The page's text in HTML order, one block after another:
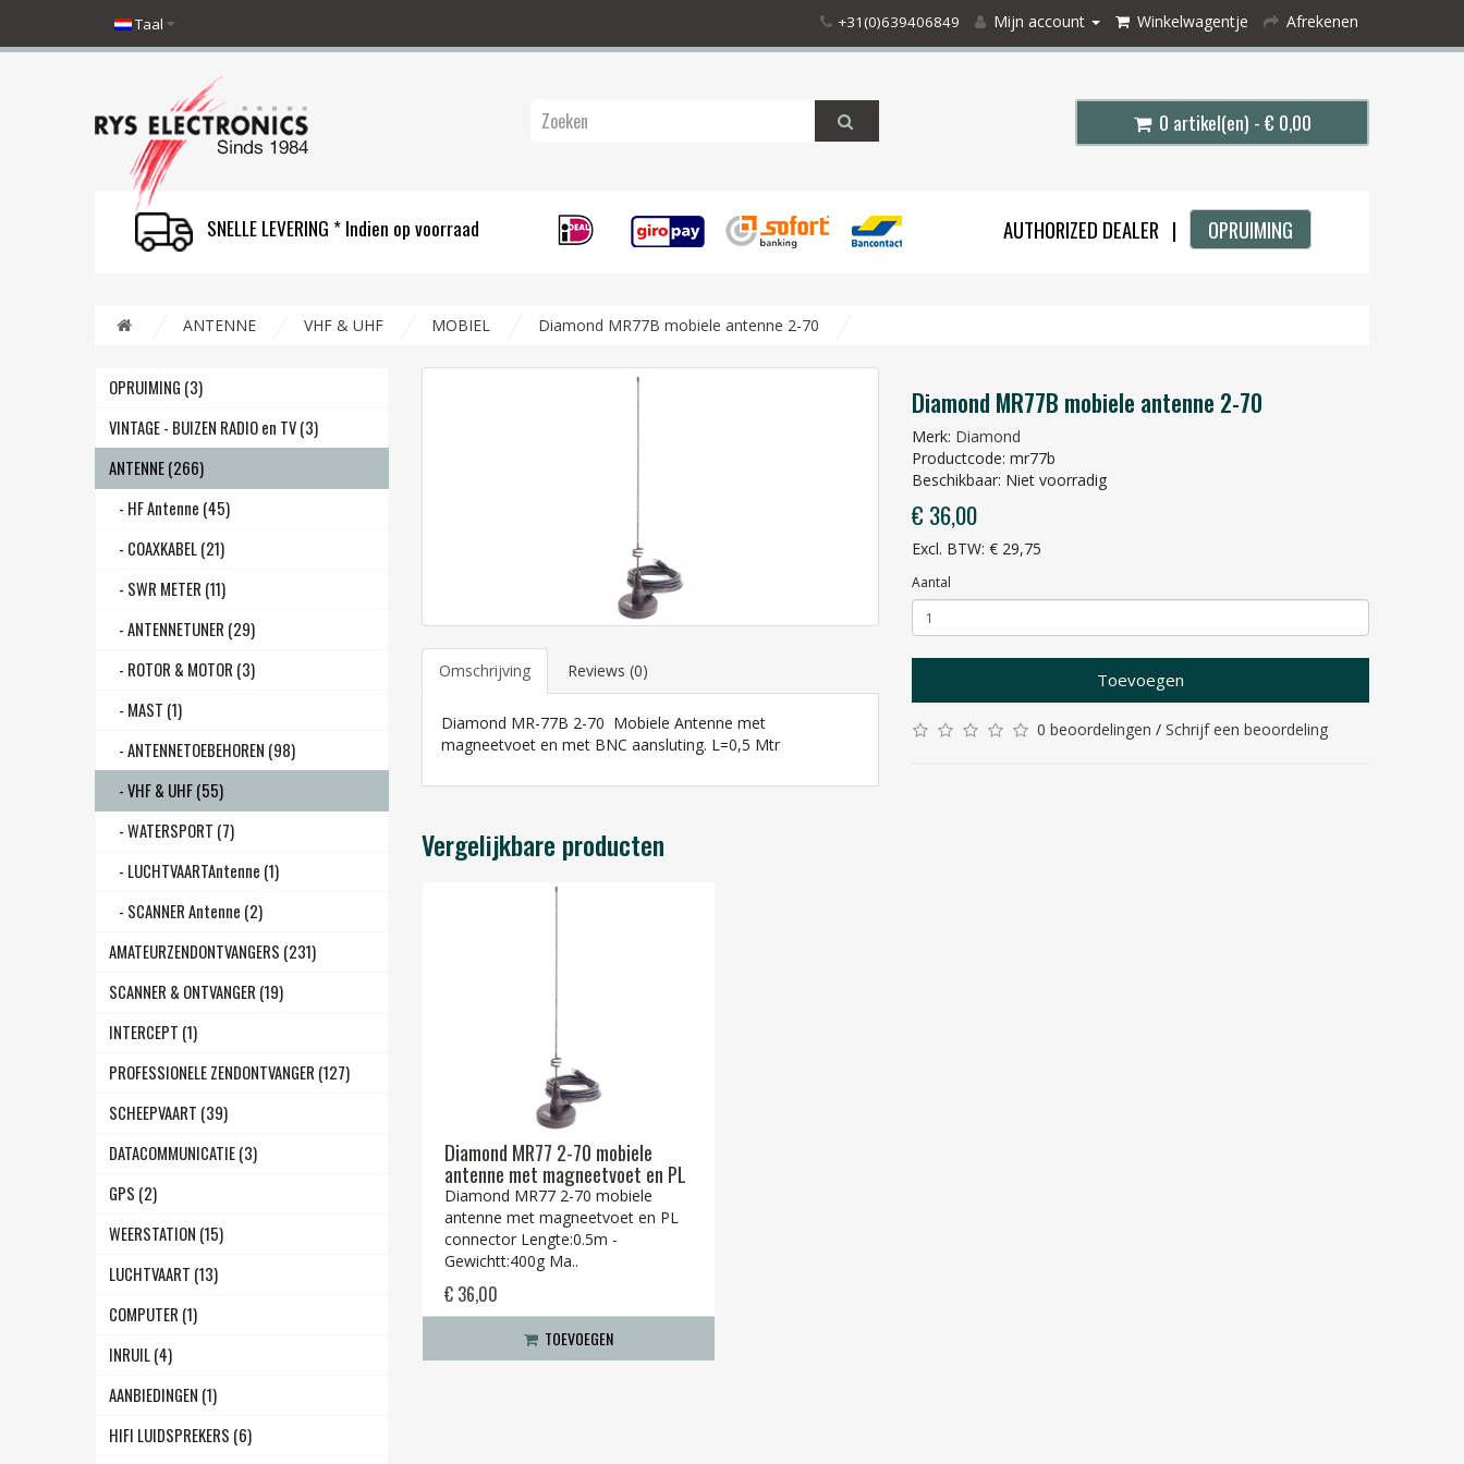
Taal +31(0)639406849 Mijn account Winkelwagentje Afrekenen
0 artikel(en) - € 0,00
SNELLE LEVERING * Indien op voorraad AUTHORIZED DEALER | OPRUIMING
ANTENNE VHF & UHF MOBIEL Diamond MR77B mobiele antenne 2-70
OPRUIMING (3)
VINTAGE - BUIZEN RADIO en TV (3)
ANTENNE (266)
- HF Antenne (45)
- COAXKABEL (21)
- SWR METER (11)
- ANTENNETUNER (29)
- ROTOR & MOTOR (3)
- MAST (1)
- ANTENNETOEBEHOREN (98)
- VHF & UHF (55)
- WATERSPORT (7)
- LUCHTVAARTAntenne (1)
- SCANNER Antenne (2)
AMATEURZENDONTVANGERS (231)
SCANNER & ONTVANGER (19)
INTERCEPT (1)
PROFESSIONELE ZENDONTVANGER (127)
SCHEEPVAART (39)
DATACOMMUNICATIE (3)
GPS (2)
WEERSTATION (15)
LUCHTVAART (13)
COMPUTER (1)
INRUIL (4)
AANBIEDINGEN (1)
HIFI LUIDSPREKERS (6)
Omschrijving Reviews (0)
Diamond MR-77B 2-70 Mobiele Antenne met
magneetvoet en met BNC aansluting. L=0,5 Mtr
Diamond MR77B mobiele antenne 2-70
Merk: Diamond
Productcode: mr77b
Beschikbaar: Niet voorradig
€ 36,00
Excl. BTW: € 29,75
Aantal
Toevoegen
0 beoordelingen / Schrijf een beoordeling
Vergelijkbare producten
Diamond MR77 2-70 mobiele
antenne met magneetvoet en PL
Diamond MR77 2-70 mobiele
antenne met magneetvoet en PL
connector Lengte:0.5m -
Gewichtt:400g Ma..
€ 36,00
TOEVOEGEN